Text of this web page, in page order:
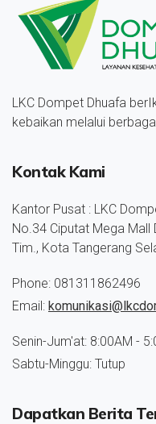
LKC Dompet Dhuafa
kebaikan melalui
Kontak Kami
Kantor Pusat : LKC
No.34 Ciputat Mega Mall
Tim., Kota Tangerang
Phone: 081311862496
Email:
Senin-Jum'at: 8:00AM -
Sabtu-Minggu: Tutup
Dapatkan Berita